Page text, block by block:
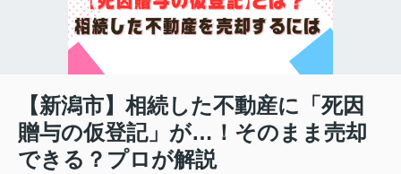
【新潟市】相続した不動産に「死因
贈与の仮登記」が…！そのまま売却
できる？プロが解説